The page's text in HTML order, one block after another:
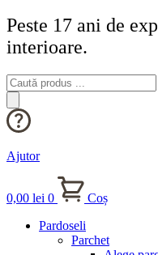
Peste 17 ani de
interioare.
Products
search
Ajutor
0,00 lei 0
Coș
Pardoseli
Parchet